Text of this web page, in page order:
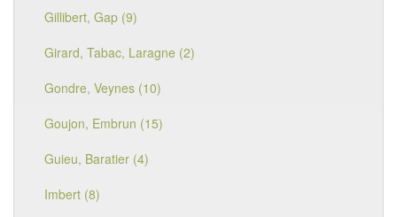
Gillibert, Gap (9)
Girard, Tabac, Laragne (2)
Gondre, Veynes (10)
Goujon, Embrun (15)
Guieu, Baratier (4)
Imbert (8)